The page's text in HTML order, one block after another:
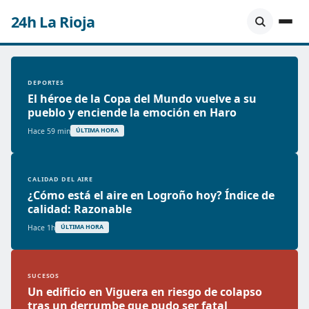
24h La Rioja
DEPORTES
El héroe de la Copa del Mundo vuelve a su
pueblo y enciende la emoción en Haro
Hace 59 min ÚLTIMA HORA
CALIDAD DEL AIRE
¿Cómo está el aire en Logroño hoy? Índice de
calidad: Razonable
Hace 1h ÚLTIMA HORA
SUCESOS
Un edificio en Viguera en riesgo de colapso
tras un derrumbe que pudo ser fatal